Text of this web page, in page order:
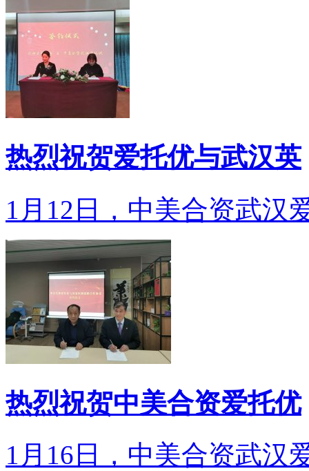
热烈祝贺爱托优与武汉英
1月12日，中美合资武汉
热烈祝贺中美合资爱托优
1月16日，中美合资武汉